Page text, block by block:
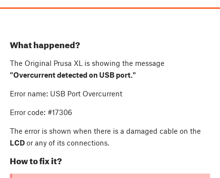
What happened?
The Original Prusa XL is showing the message
"Overcurrent detected on USB port."
Error name: USB Port Overcurrent
Error code: #17306
The error is shown when there is a damaged cable on the
LCD or any of its connections.
How to fix it?